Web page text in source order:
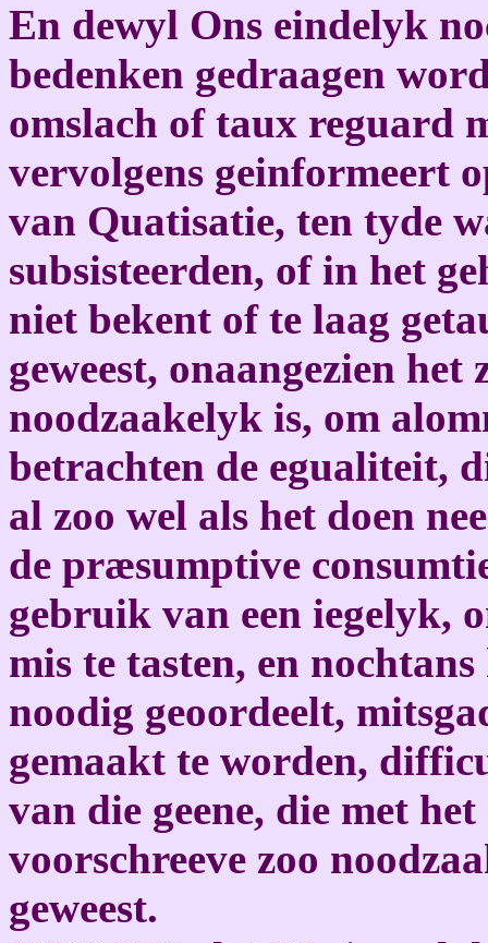
En dewyl Ons eindelyk
bedenken gedraagen
omslach of taux reguard
vervolgens geinformeert
van Quatisatie, ten tyde
subsisteerden, of in het
niet bekent of te laag
geweest, onaangezien het
noodzaakelyk is, om
betrachten de egualiteit,
al zoo wel als het doen
de præsumptive
gebruik van een iegelyk,
mis te tasten, en
noodig geoordeelt,
gemaakt te worden,
van die geene, die met
voorschreeve zoo
geweest.